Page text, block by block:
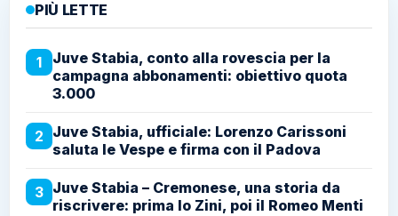
PIÙ LETTE
1
Juve Stabia, conto alla rovescia per la
campagna abbonamenti: obiettivo quota
3.000
2 Juve Stabia, ufficiale: Lorenzo Carissoni
saluta le Vespe e firma con il Padova
3 Juve Stabia – Cremonese, una storia da
riscrivere: prima lo Zini, poi il Romeo Menti